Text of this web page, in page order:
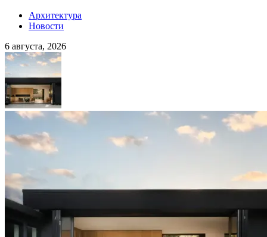
Архитектура
Новости
6 августа, 2026